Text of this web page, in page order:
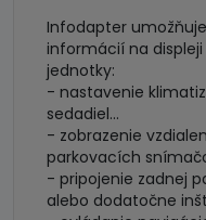
Infodapter
informácií na
jednotky:
- nastavenie
sedadiel...
- zobrazenie
parkovacích
- pripojenie zadnej
alebo dodatočne